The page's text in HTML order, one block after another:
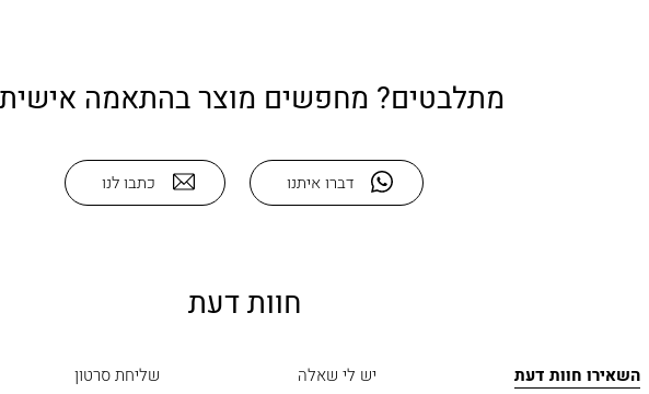
מתלבטים? מחפשים מוצר בהתאמה
דברו איתנו כתבו לנו
חוות דעת
השאירו חוות דעת יש לי שאלה שליחת סרטון